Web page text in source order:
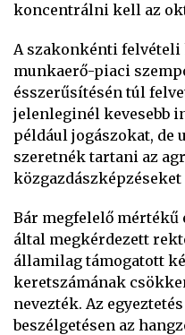
koncentrálni kell az
A szakonkénti
munkaerő-piaci
ésszerűsítésén túl
jelenleginél kevesebb
például jogászokat, de
szeretnék tartani az
közgazdászképzéseket
Bár megfelelő mértékű
által megkérdezett
államilag támogatott
keretszámának
nevezték. Az
beszélgetésen az